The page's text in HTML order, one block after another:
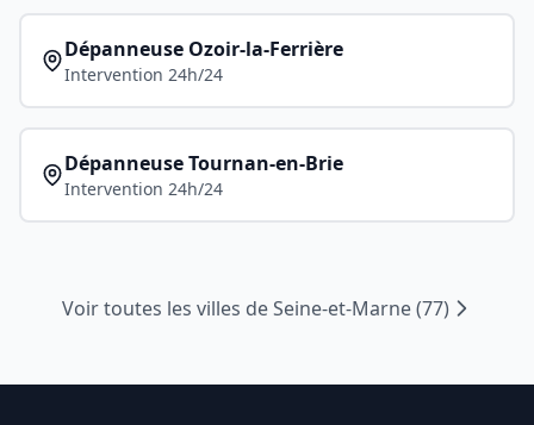
Dépanneuse Ozoir-la-Ferrière
Intervention 24h/24
DépanneuseTournan-en-Brie
Intervention 24h/24
Voir toutes les villes deSeine-et-Marne(77)